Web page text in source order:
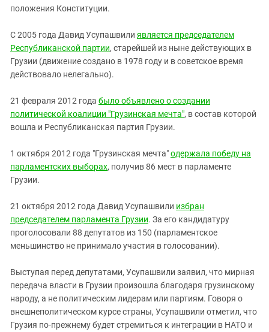
положения Конституции.
С 2005 года Давид Усупашвили является председателем
Республиканской партии, старейшей из ныне действующих в
Грузии (движение создано в 1978 году и в советское время
действовало нелегально).
21 февраля 2012 года было объявлено о создании
политической коалиции "Грузинская мечта", в состав которой
вошла и Республиканская партия Грузии.
1 октября 2012 года "Грузинская мечта"одержала победу на
парламентских выборах, получив 86 мест в парламенте
Грузии.
21 октября 2012 года Давид Усупашвили избран
председателем парламента Грузии. За его кандидатуру
проголосовали 88 депутатов из 150 (парламентское
меньшинство не принимало участия в голосовании).
Выступая перед депутатами, Усупашвили заявил, что мирная
передача власти в Грузии произошла благодаря грузинскому
народу, а не политическим лидерам или партиям. Говоря о
внешнеполитическом курсе страны, Усупашвили отметил, что
Грузия по-прежнему будет стремиться к интеграции в НАТО и